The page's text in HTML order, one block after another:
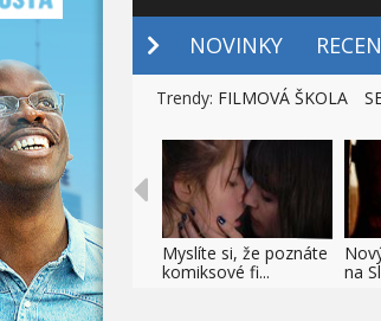
NOVINKY
Trendy: FILMOVÁ ŠKOLA
Myslíte si, že poznáte
komiksové fi...
na